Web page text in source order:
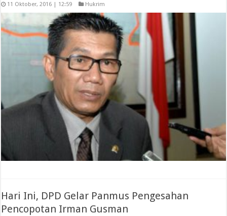
11 Oktober, 2016 | 12:59 Hukrim
Hari Ini, DPD Gelar Panmus Pengesahan
Pencopotan Irman Gusman